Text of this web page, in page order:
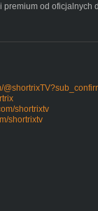
od oficjalnych
shortrixtv
shortrixtv
humor, zaskakujące
suba i nie przegap